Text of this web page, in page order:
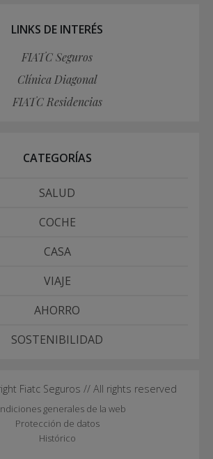
LINKS DE INTERÉS
FIATC Seguros
Clínica Diagonal
FIATC Residencias
CATEGORÍAS
SALUD
COCHE
CASA
VIAJE
AHORRO
SOSTENIBILIDAD
Fiatc Seguros // All rights reserved
generales de la web
Protección de datos
Histórico